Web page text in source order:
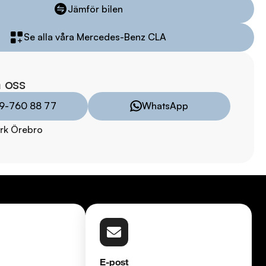
våra bilar snabbt! Ring oss idag för att reservera din
erbjuder även skräddarsydd finansiering och 14 dagars fri
- 24:00
- 19:00
Jämför bilen
Se alla våra Mercedes-Benz CLA
oss
760 88 77
WhatsApp
Örebro
E-post